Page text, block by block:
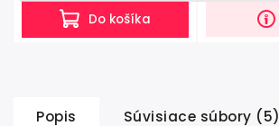
Do košíka
Popis Súvisiace súbory (5)